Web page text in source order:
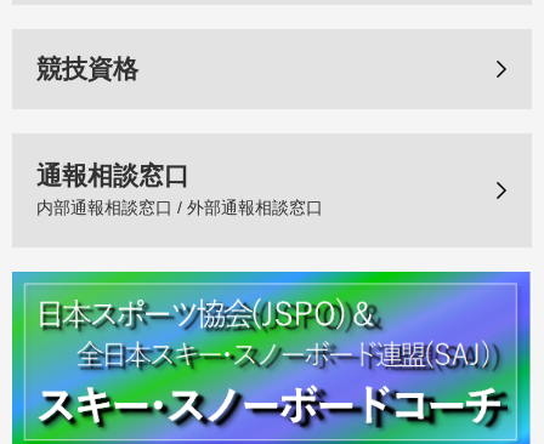
競技資格
通報相談窓口
内部通報相談窓口 / 外部通報相談窓口